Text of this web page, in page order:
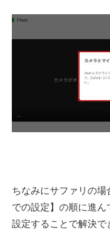
ちなみにサファリの
での設定】の順に進
設定することで解決で